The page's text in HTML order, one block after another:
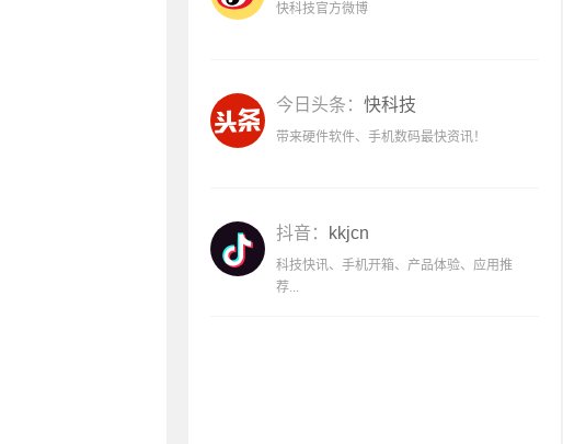
快科技官方微博
今日头条： 快科技
带来硬件软件、手机数码最快资讯！
抖音： kkjcn
科技快讯、手机开箱、产品体验、应用推
荐...